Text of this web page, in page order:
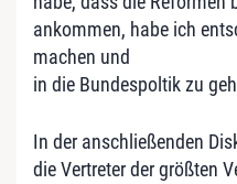
ankommen, habe ich
machen und
in die Bundespoltik zu
In der anschließenden
die Vertreter der größten